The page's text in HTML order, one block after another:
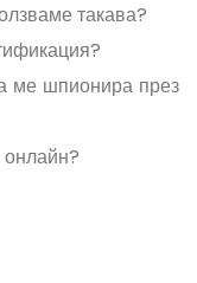
такава?
ме шпионира през